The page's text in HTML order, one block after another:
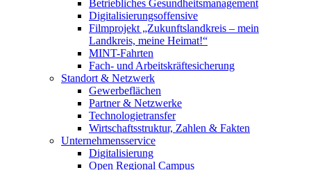
Betriebliches Gesundheitsmanagement
Digitalisierungsoffensive
Filmprojekt „Zukunftslandkreis – mein
Landkreis, meine Heimat!“
MINT-Fahrten
Fach- und Arbeitskräftesicherung
Standort & Netzwerk
Gewerbeflächen
Partner & Netzwerke
Technologietransfer
Wirtschaftsstruktur, Zahlen & Fakten
Unternehmensservice
Digitalisierung
Open Regional Campus